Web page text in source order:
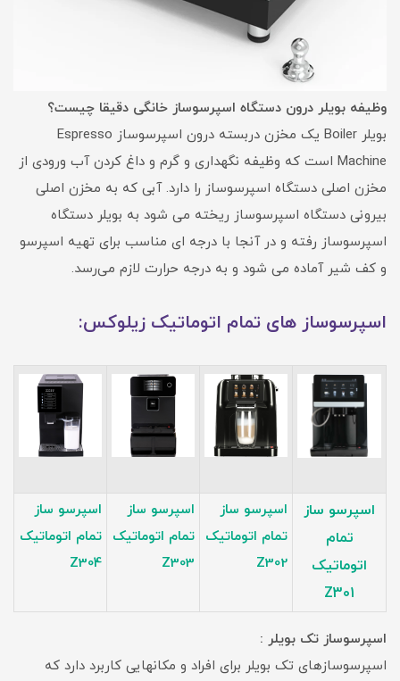
وظیفه بویلر درون دستگاه اسپرسوساز خانگی دقیقا چیست؟
بویلر Boiler یک مخزن دربسته درون اسپرسوساز Espresso
Machine است که وظیفه نگهداری و گرم و داغ کردن آب ورودی از
مخزن اصلی دستگاه اسپرسوساز را دارد. آبی که به مخزن اصلی
بیرونی دستگاه اسپرسوساز ریخته می شود به بویلر دستگاه
اسپرسوساز رفته و در آنجا با درجه ای مناسب برای تهیه اسپرسو
و کف شیر آماده می شود و به درجه حرارت لازم می‌رسد.
اسپرسوساز های تمام اتوماتیک زیلوکس:
اسپرسو ساز
تمام
اتوماتیک
Z301
اسپرسو ساز
تمام اتوماتیک
Z302
اسپرسو ساز
تمام اتوماتیک
Z303
اسپرسو ساز
تمام اتوماتیک
Z304
اسپرسوساز تک بویلر :
اسپرسوسازهای تک بویلر برای افراد و مکانهایی کاربرد دارد که